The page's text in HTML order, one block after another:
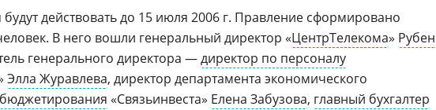
действовать до 15 июля 2006 г. Правление сформировано
В него вошли генеральный директор «ЦентрТелекома» Рубен
генерального директора —директор по персоналу
Элла Журавлева, директор департамента экономического
бюджетирования «Связьинвеста» Елена Забузова, главный бухгалтер